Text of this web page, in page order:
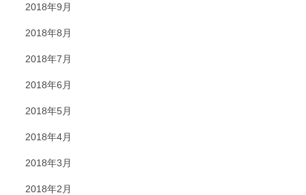
2018年9月
2018年8月
2018年7月
2018年6月
2018年5月
2018年4月
2018年3月
2018年2月